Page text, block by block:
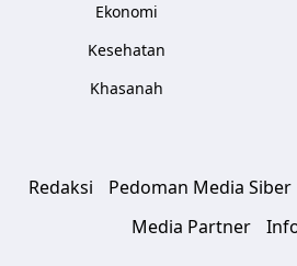
Ekonomi
Kesehatan
Khasanah
Redaksi Pedoman Media Siber
Media Partner